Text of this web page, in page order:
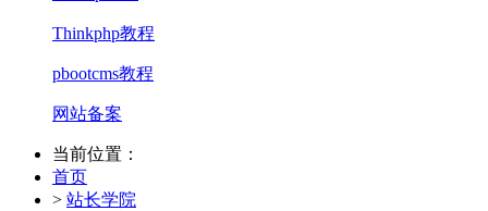
Thinkphp教程
pbootcms教程
网站备案
当前位置：
首页
> 站长学院